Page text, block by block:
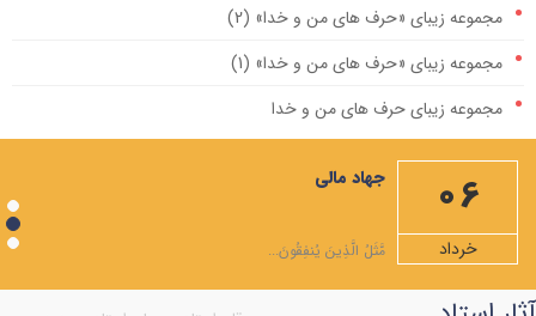
مجموعه زیبای «حرف های من و خدا» (2)
مجموعه زیبای «حرف های من و خدا» (1)
مجموعه زیبای حرف های من و خدا
مهمترین صله ارحام، ایجاد رابطه با امام زمان علیه السلام است
ویژه نامه ماه مبارک رمضان
شرح دعاهای روزهای ماه رمضان+صوت
شرح صلوات مخصوص ماه رمضان
جهاد مالی
مَّثَلُ الَّذِينَ يُنفِقُونَ...
06
خرداد